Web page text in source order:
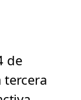
de
tercera